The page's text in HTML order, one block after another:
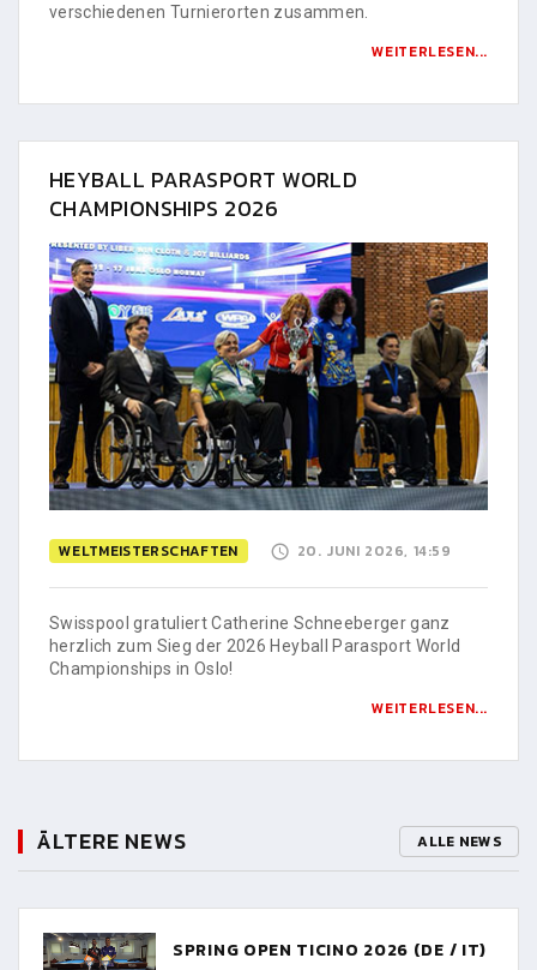
verschiedenen Turnierorten zusammen.
WEITERLESEN...
HEYBALL PARASPORT WORLD
CHAMPIONSHIPS 2026
WELTMEISTERSCHAFTEN 20. JUNI 2026, 14:59
Swisspool gratuliert Catherine Schneeberger ganz
herzlich zum Sieg der 2026 Heyball Parasport World
Championships in Oslo!
WEITERLESEN...
ÄLTERE NEWS ALLE NEWS
SPRING OPEN TICINO 2026 (DE / IT)